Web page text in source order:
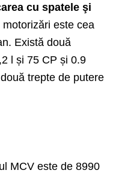
cu spatele şi
motorizări este cea
Există două
l și 75 CP și 0.9
trepte de putere
MCV este de 8990